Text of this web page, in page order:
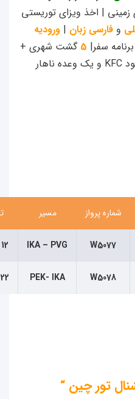
ویزای توریستی
زبان| ورودیه
5 گشت شهری +
(دو وعده فست فود KFC و یک وعده ناهار
پرواز
IKA – PVG 12 مرداد
PEK- IKA 22 مرداد
چین “